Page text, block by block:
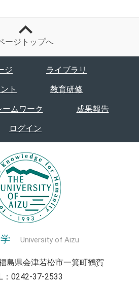
ージトップへ
ジ ライブラリ
ト 教育研修
ムワーク 成果報告
ログイン
University of Aizu
県会津若松市一箕町鶴賀
：0242-37-2533